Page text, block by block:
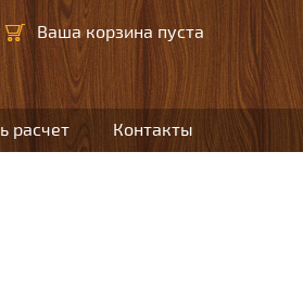
Ваша корзина пуста
расчет Контакты